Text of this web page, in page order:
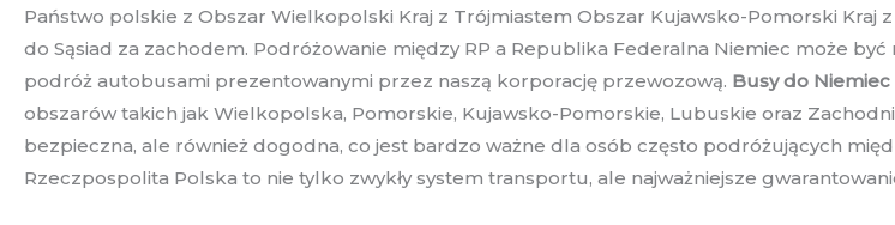
Państwo polskie z Obszar Wielkopolski Kraj z Trójmiastem Obszar Kujawsko-Pomorski Kraj
do Sąsiad za zachodem. Podróżowanie między RP a Republika Federalna Niemiec może
podróż autobusami prezentowanymi przez naszą korporację przewozową. Busy do Niemiec
obszarów takich jak Wielkopolska, Pomorskie, Kujawsko-Pomorskie, Lubuskie oraz
bezpieczna, ale również dogodna, co jest bardzo ważne dla osób często podróżujących
Rzeczpospolita Polska to nie tylko zwykły system transportu, ale najważniejsze